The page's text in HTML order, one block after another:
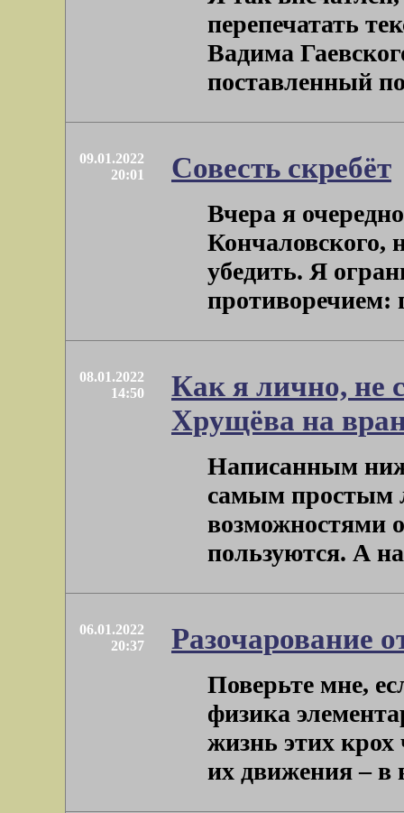
перепечатать
Вадима
поставленный
09.01.2022
20:01
Совесть скребёт
Вчера я
Кончаловского,
убедить. Я
противоречием:
08.01.2022
14:50
Как я лично, не
Хрущёва на
Написанным
самым простым
возможностями
пользуются. А
06.01.2022
20:37
Разочарование
Поверьте мне,
физика
жизнь этих
их движения – в